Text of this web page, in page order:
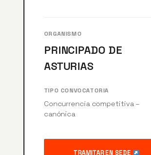
ORGANISMO
PRINCIPADO DE
ASTURIAS
TIPO CONVOCATORIA
Concurrencia competitiva –
canónica
TRAMITAR EN SEDE